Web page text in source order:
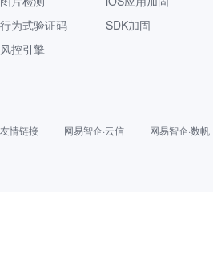
行为式验证码
风控引擎
SDK加固
友情链接 网易智企·云信 网易智企·数帆